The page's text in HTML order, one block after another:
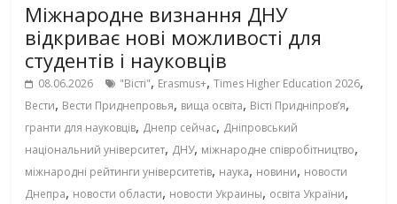
Міжнародне визнання ДНУ
відкриває нові можливості для
студентів і науковців
08.06.2026 "Вісті", Erasmus+,Times Higher Education 2026,
Вести, Вести Приднепровья, вища освіта, Вісті Придніпровʼя,
гранти для науковців, Днепр сейчас, Дніпровський
національний університет, ДНУ, міжнародне співробітництво,
міжнародні рейтинги університетів, наука, новини, новости
Днепра, новости области, новости Украины, освіта України,